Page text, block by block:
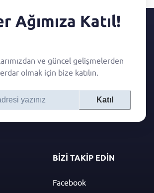
Ağımıza Katıl!
ve güncel gelişmelerden
olmak için bize katılın.
Katıl
BİZİ TAKİP EDİN
Facebook